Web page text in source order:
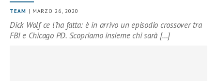
TEAM | MARZO 26, 2020
Dick Wolf ce l’ha fatta: è in arrivo un episodio crossover tra
FBI e Chicago PD. Scopriamo insieme chi sarà […]